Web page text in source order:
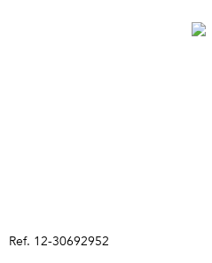
Ref. 12-30692952